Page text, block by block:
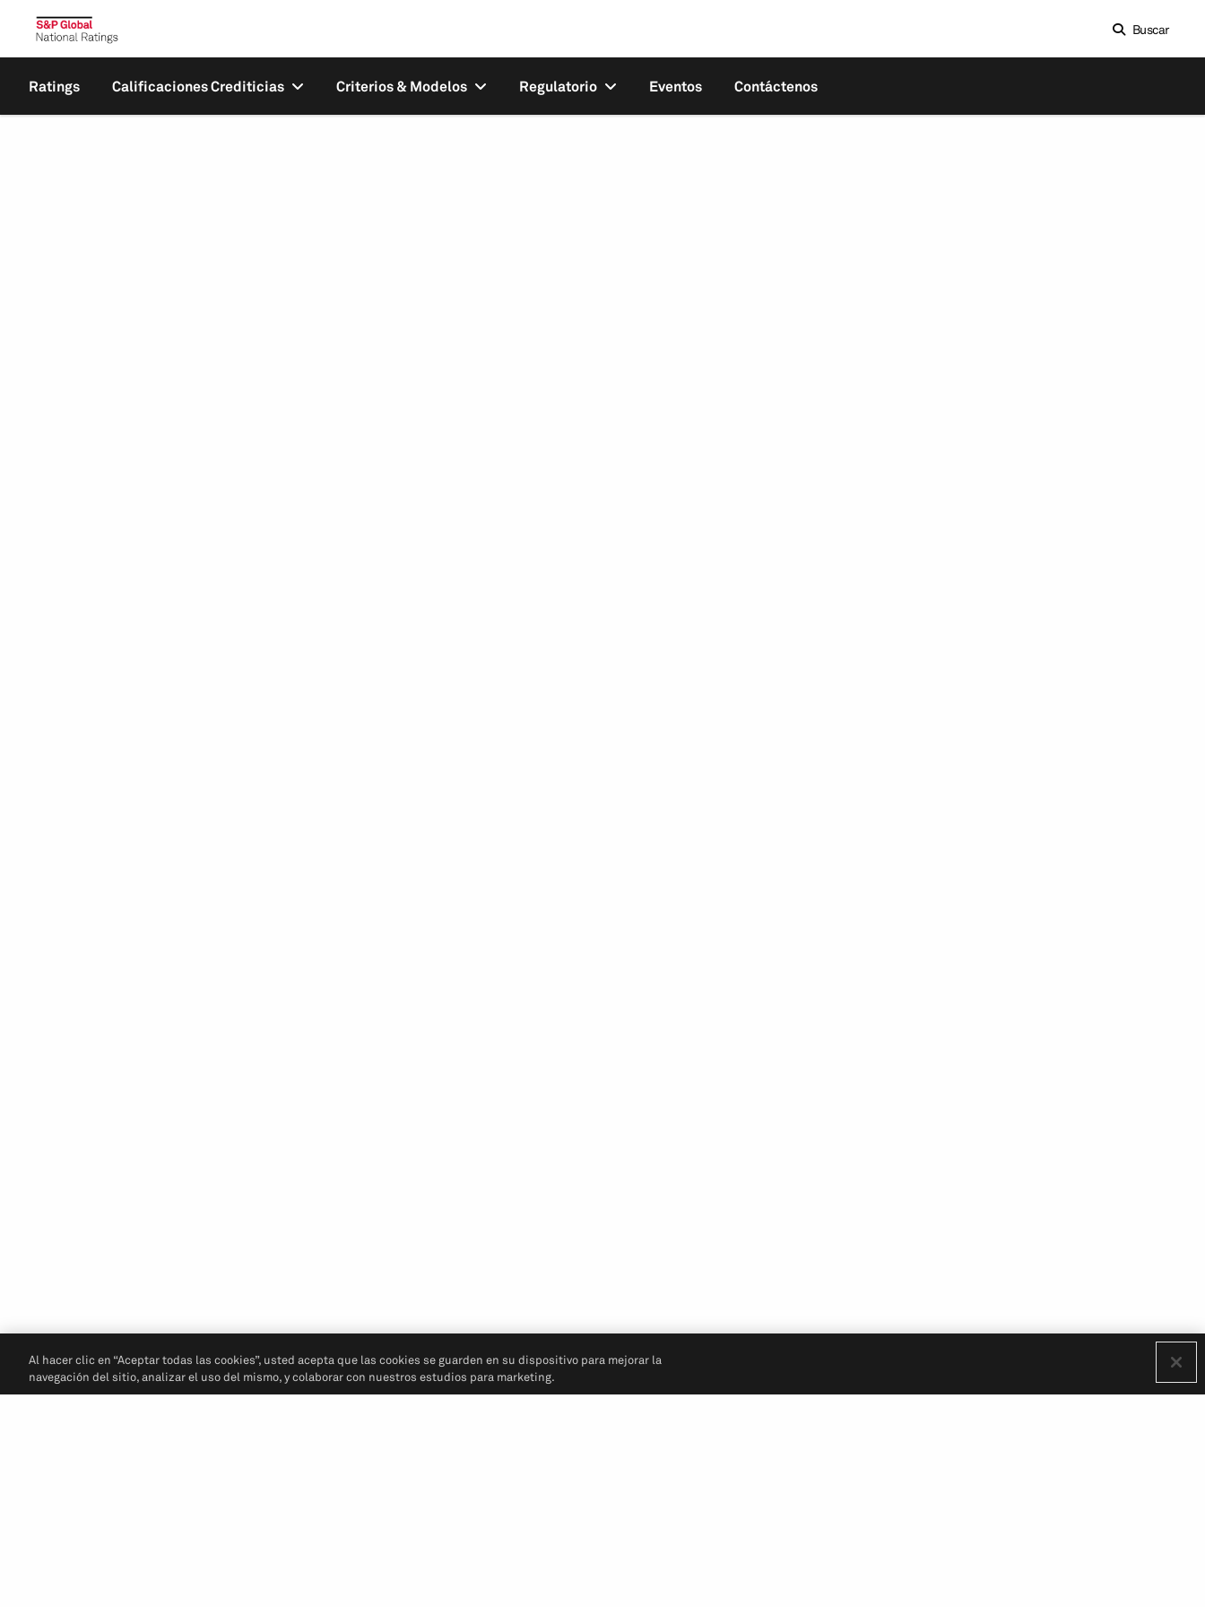
Buscar
Ratings Calificaciones Crediticias Criterios & Modelos Regulatorio Eventos Contáctenos
Al hacer clic en “Aceptar todas las cookies”, usted acepta que las cookies se guarden en su dispositivo para mejorar la
navegación del sitio, analizar el uso del mismo, y colaborar con nuestros estudios para marketing.